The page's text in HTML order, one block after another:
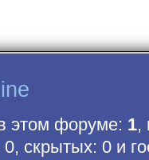
этом форуме: 1,
скрытых: 0 и